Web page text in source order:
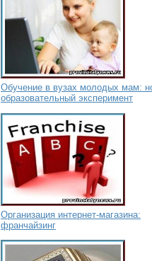
Обучение в вузах молодых мам:
образовательный эксперимент
Организация интернет-магазина:
франчайзинг